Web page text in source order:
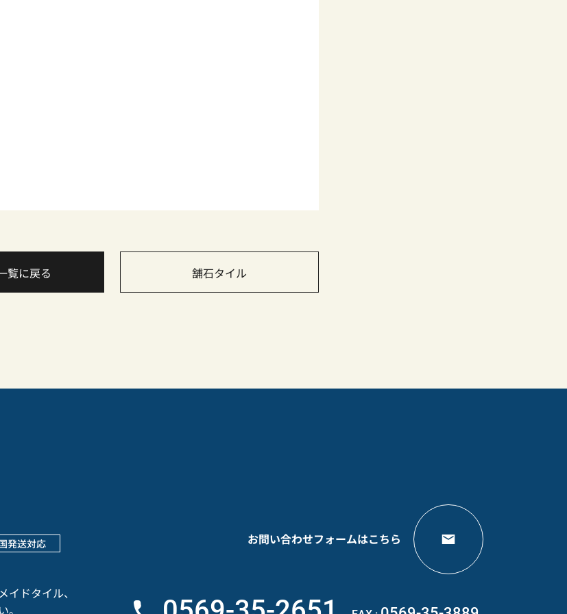
覧に戻る 舗石タイル
発送対応
イドタイル、
お問い合わせフォームはこちら